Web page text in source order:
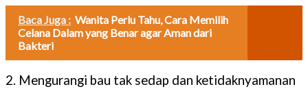
Baca Juga : Wanita Perlu Tahu, Cara Memilih
Celana Dalam yang Benar agar Aman dari
Bakteri
2. Mengurangi bau tak sedap dan ketidaknyamanan